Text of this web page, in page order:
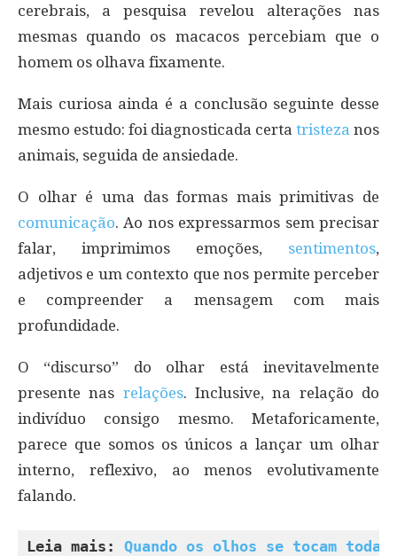
cerebrais, a pesquisa revelou alterações nas
mesmas quando os macacos percebiam que o
homem os olhava fixamente.
Mais curiosa ainda é a conclusão seguinte desse
mesmo estudo: foi diagnosticada certa tristeza nos
animais, seguida de ansiedade.
O olhar é uma das formas mais primitivas de
comunicação. Ao nos expressarmos sem precisar
falar, imprimimos emoções, sentimentos,
adjetivos e um contexto que nos permite perceber
e compreender a mensagem com mais
profundidade.
O “discurso” do olhar está inevitavelmente
presente nas relações. Inclusive, na relação do
indivíduo consigo mesmo. Metaforicamente,
parece que somos os únicos a lançar um olhar
interno, reflexivo, ao menos evolutivamente
falando.
Leia mais: Quando os olhos se tocam